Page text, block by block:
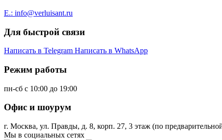
E.: info@verluisant.ru
Для быстрой связи
Написать в Telegram Написать в WhatsApp
Режим работы
пн-сб с 10:00 до 19:00
Офис и шоурум
г. Москва, ул. Правды, д. 8, корп. 27, 3 этаж (по
Мы в социальных сетях